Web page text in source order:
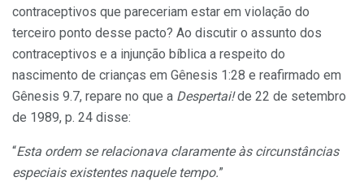
contraceptivos que pareceriam estar em violação do
terceiro ponto desse pacto? Ao discutir o assunto dos
contraceptivos e a injunção bíblica a respeito do
nascimento de crianças em Gênesis 1:28 e reafirmado em
Gênesis 9.7, repare no que a Despertai!de 22 de setembro
de 1989, p. 24 disse:
“Esta ordem se relacionava claramente às circunstâncias
especiais existentes naquele tempo.”